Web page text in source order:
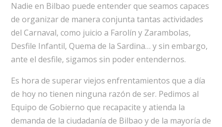
Nadie en Bilbao puede entender que seamos capaces
de organizar de manera conjunta tantas actividades
del Carnaval, como juicio a Farolín y Zarambolas,
Desfile Infantil, Quema de la Sardina… y sin embargo,
ante el desfile, sigamos sin poder entendernos.
Es hora de superar viejos enfrentamientos que a día
de hoy no tienen ninguna razón de ser. Pedimos al
Equipo de Gobierno que recapacite y atienda la
demanda de la ciudadanía de Bilbao y de la mayoría de